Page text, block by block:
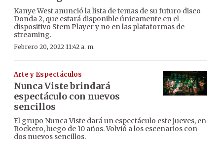
Kanye West anunció la lista de temas de su futuro disco
Donda 2, que estará disponible únicamente en el
dispositivo Stem Player y no en las plataformas de
streaming.
Febrero 20, 2022 11:42 a. m.
Arte y Espectáculos
Nunca Viste brindará
espectáculo con nuevos
sencillos
El grupo Nunca Viste dará un espectáculo este jueves, en
Rockero, luego de 10 años. Volvió a los escenarios con
dos nuevos sencillos.